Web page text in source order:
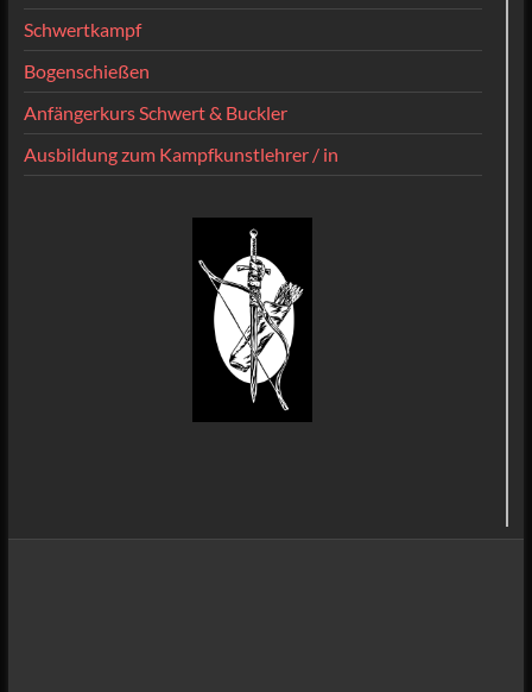
Schwertkampf
Bogenschießen
Anfängerkurs Schwert & Buckler
Ausbildung zum Kampfkunstlehrer / in